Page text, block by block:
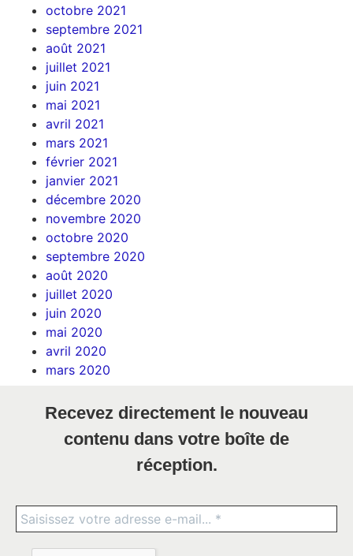
octobre 2021
septembre 2021
août 2021
juillet 2021
juin 2021
mai 2021
avril 2021
mars 2021
février 2021
janvier 2021
décembre 2020
novembre 2020
octobre 2020
septembre 2020
août 2020
juillet 2020
juin 2020
mai 2020
avril 2020
mars 2020
Recevez directement le nouveau
contenu dans votre boîte de
réception.